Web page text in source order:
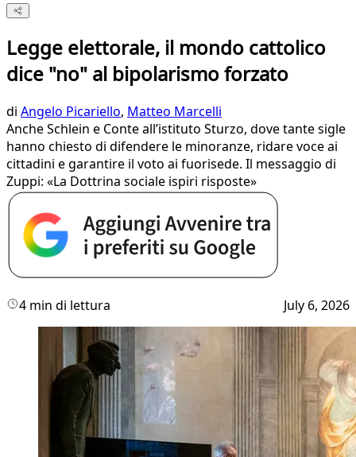
Legge elettorale, il mondo cattolico
dice "no" al bipolarismo forzato
di Angelo Picariello, Matteo Marcelli
Anche Schlein e Conte all’istituto Sturzo, dove tante sigle
hanno chiesto di difendere le minoranze, ridare voce ai
cittadini e garantire il voto ai fuorisede. Il messaggio di
Zuppi: «La Dottrina sociale ispiri risposte»
4 min di lettura July 6, 2026